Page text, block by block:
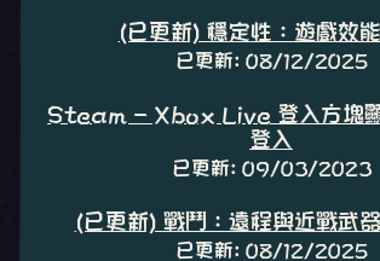
(已更新) 穩定性：遊戲效
已更新: 08/12/2025
Steam - Xbox Live 登入方塊顯
登入
已更新: 09/03/2023
(已更新) 戰鬥：遠程與近戰武
已更新: 08/12/2025